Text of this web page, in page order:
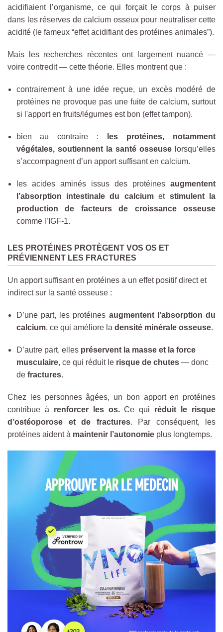
acidifiaient l’organisme, ce qui forçait le corps à puiser
dans les réserves de calcium osseux pour neutraliser cette
acidité (le fameux “effet acidifiant des protéines animales”).
Mais les recherches récentes ont largement nuancé —
voire contredit — cette théorie. Elles montrent que :
contrairement à une idée reçue, un excès modéré de
protéines ne provoque pas une fuite de calcium, surtout
si l'apport en fruits/légumes est bon (effet tampon).
bien au contraire : les protéines, notamment
végétales, soutiennent la santé osseuselorsqu’elles
s’accompagnent d’un apport suffisant en calcium.
les acides aminés issus des protéinesaugmentent
l’absorption intestinale du calciumet stimulent la
production de facteurs de croissance osseuse
comme l’IGF-1.
LES PROTÉINES PROTÈGENT VOS OS ET
PRÉVIENNENT LES FRACTURES
Un apport suffisant en protéines a un effet positif direct et
indirect sur la santé osseuse :
D’une part, les protéines augmentent l’absorption du
calcium, ce qui améliore la densité minérale osseuse.
D’autre part, elles préservent la masse et la force
musculaire, ce qui réduit le risque de chutes— donc
defractures.
Chez les personnes âgées, un bon apport en protéines
contribue à renforcer les os.Ce qui réduit le risque
d’ostéoporose et de fractures. Par conséquent, les
protéines aident à maintenir l’autonomie plus longtemps.